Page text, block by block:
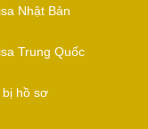
Nhật Bản
Trung Quốc
bị hồ sơ